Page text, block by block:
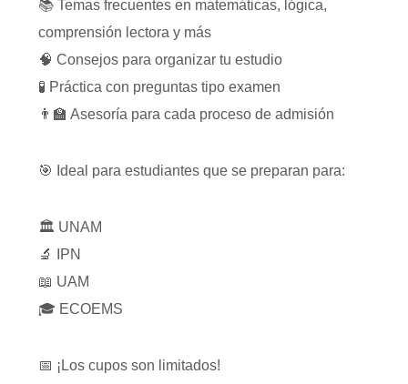
📚 Temas frecuentes en matemáticas, lógica,
comprensión lectora y más
🧠 Consejos para organizar tu estudio
🧪 Práctica con preguntas tipo examen
👨‍🏫 Asesoría para cada proceso de admisión
🎯 Ideal para estudiantes que se preparan para:
🏛️ UNAM
🔬 IPN
📖 UAM
🎓 ECOEMS
📅 ¡Los cupos son limitados!